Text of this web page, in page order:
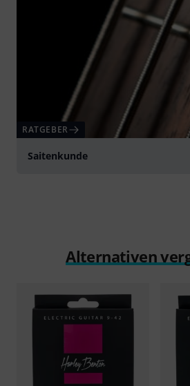
RATGEBER
Saitenkunde
Alternativen